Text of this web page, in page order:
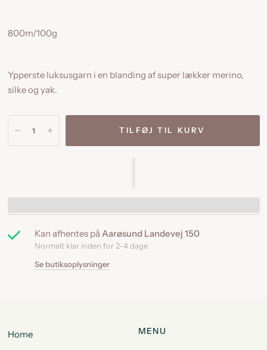
800m/100g
Ypperste luksusgarn i en blanding af super lækker merino,
silke og yak.
TILFØJ TIL KURV
Kan afhentes på Aarøsund Landevej 150
Normalt klar inden for 2-4 dage
Se butiksoplysninger
Home
MENU